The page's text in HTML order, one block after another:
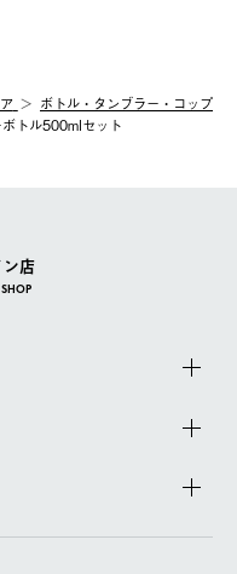
ボトル・タンブラー・コップ
トル500mlセット
店